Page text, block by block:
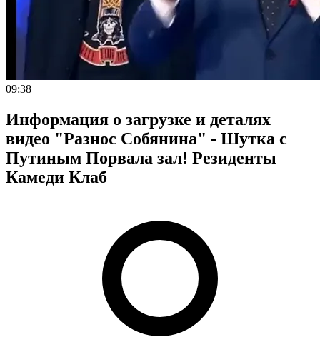
09:38
Информация о загрузке и деталях
видео "Разнос Собянина" - Шутка с
Путиным Порвала зал! Резиденты
Камеди Клаб